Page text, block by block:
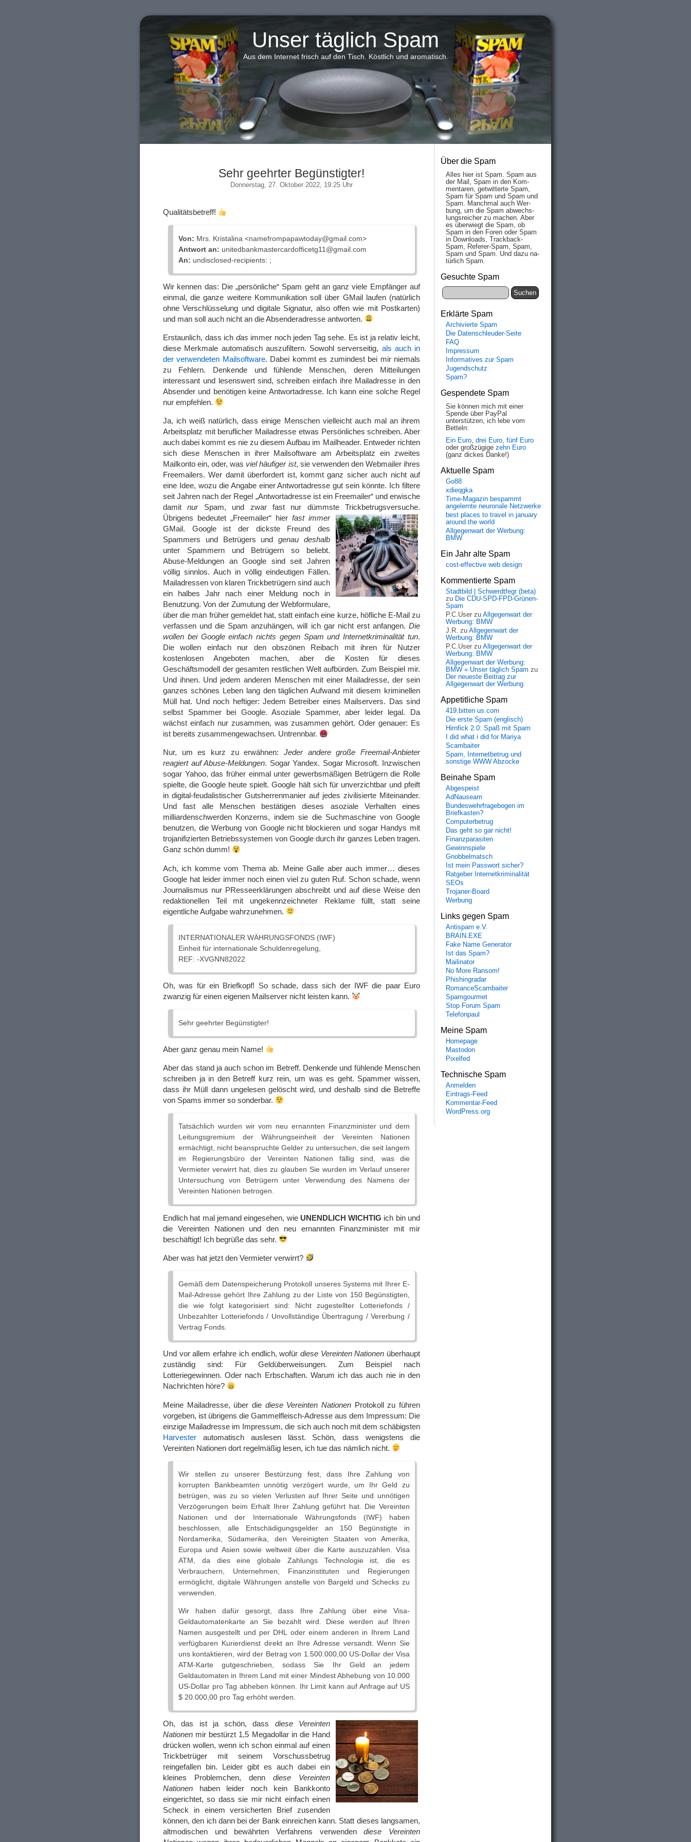
Unser täglich Spam
Aus dem Internet frisch auf den Tisch. Köstlich und aromatisch.
Sehr geehrter Begünstigter!
Donnerstag, 27. Oktober 2022, 19:25 Uhr
Qualitätsbetreff!
Von: Mrs. Kristalina <namefrompapawtoday@gmail.com>
Antwort an: unitedbankmastercardofficetg11@gmail.com
An: undisclosed-recipients: ;
Wir kennen das: Die „persönliche“ Spam geht an ganz viele Empfänger auf
einmal, die ganze weitere Kommunikation soll über GMail laufen (natürlich
ohne Verschlüsselung und digitale Signatur, also offen wie mit Postkarten)
und man soll auch nicht an die Absenderadresse antworten.
Erstaunlich, dass ich das immer noch jeden Tag sehe. Es ist ja relativ leicht,
diese Merkmale automatisch auszufiltern. Sowohl serverseitig, als auch in
der verwendeten Mailsoftware. Dabei kommt es zumindest bei mir niemals
zu Fehlern. Denkende und fühlende Menschen, deren Mitteilungen
interessant und lesenswert sind, schreiben einfach ihre Mailadresse in den
Absender und benötigen keine Antwortadresse. Ich kann eine solche Regel
nur empfehlen.
Ja, ich weiß natürlich, dass einige Menschen vielleicht auch mal an ihrem
Arbeitsplatz mit beruflicher Mailadresse etwas Persönliches schreiben. Aber
auch dabei kommt es nie zu diesem Aufbau im Mailheader. Entweder richten
sich diese Menschen in ihrer Mailsoftware am Arbeitsplatz ein zweites
Mailkonto ein, oder, was viel häufiger ist, sie verwenden den Webmailer ihres
Freemailers. Wer damit überfordert ist, kommt ganz sicher auch nicht auf
eine Idee, wozu die Angabe einer Antwortadresse gut sein könnte. Ich filtere
seit Jahren nach der Regel „Antwortadresse ist ein Freemailer“ und erwische
damitnurSpam, und zwar fast nur dümmste Trickbetrugsversuche.
Übrigens bedeutet „Freemailer“ hier fast immer
GMail. Google ist der dickste Freund des
Spammers und Betrügers undgenau deshalb
unter Spammern und Betrügern so beliebt.
Abuse-Meldungen an Google sind seit Jahren
völlig sinnlos. Auch in völlig eindeutigen Fällen.
Mailadressen von klaren Trickbetrügern sind auch
ein halbes Jahr nach einer Meldung noch in
Benutzung. Von der Zumutung der Webformulare,
über die man früher gemeldet hat, statt einfach eine kurze, höfliche E-Mail zu
verfassen und die Spam anzuhängen, will ich gar nicht erst anfangen. Die
wollen bei Google einfach nichts gegen Spam und Internetkriminalität tun.
Die wollen einfach nur den obszönen Reibach mit ihren für Nutzer
kostenlosen Angeboten machen, aber die Kosten für dieses
Geschäftsmodell der gesamten restlichen Welt aufbürden. Zum Beispiel mir.
Und ihnen. Und jedem anderen Menschen mit einer Mailadresse, der sein
ganzes schönes Leben lang den täglichen Aufwand mit diesem kriminellen
Müll hat. Und noch heftiger: Jedem Betreiber eines Mailservers. Das sind
selbst Spammer bei Google. Asoziale Spammer, aber leider legal. Da
wächst einfach nur zusammen, was zusammen gehört. Oder genauer: Es
ist bereits zusammengewachsen. Untrennbar.
Nur, um es kurz zu erwähnen: Jeder andere große Freemail-Anbieter
reagiert auf Abuse-Meldungen. Sogar Yandex. Sogar Microsoft. Inzwischen
sogar Yahoo, das früher einmal unter gewerbsmäßigen Betrügern die Rolle
spielte, die Google heute spielt. Google hält sich für unverzichtbar und pfeift
in digital-feudalistischer Gutsherrenmanier auf jedes zivilisierte Miteinander.
Und fast alle Menschen bestätigen dieses asoziale Verhalten eines
milliardenschwerden Konzerns, indem sie die Suchmaschine von Google
benutzen, die Werbung von Google nicht blockieren und sogar Handys mit
trojanifizierten Betriebssystemen von Google durch ihr ganzes Leben tragen.
Ganz schön dumm!
Ach, ich komme vom Thema ab. Meine Galle aber auch immer… dieses
Google hat leider immer noch einen viel zu guten Ruf. Schon schade, wenn
Journalismus nur PResseerklärungen abschreibt und auf diese Weise den
redaktionellen Teil mit ungekennzeichneter Reklame füllt, statt seine
eigentliche Aufgabe wahrzunehmen.
INTERNATIONALER WÄHRUNGSFONDS (IWF)
Einheit für internationale Schuldenregelung,
REF: -XVGNN82022
Oh, was für ein Briefkopf! So schade, dass sich der IWF die paar Euro
zwanzig für einen eigenen Mailserver nicht leisten kann.
Sehr geehrter Begünstigter!
Aber ganz genau mein Name!
Aber das stand ja auch schon im Betreff. Denkende und fühlende Menschen
schreiben ja in den Betreff kurz rein, um was es geht. Spammer wissen,
dass ihr Müll dann ungelesen gelöscht wird, und deshalb sind die Betreffe
von Spams immer so sonderbar.
Tatsächlich wurden wir vom neu ernannten Finanzminister und dem
Leitungsgremium der Währungseinheit der Vereinten Nationen
ermächtigt, nicht beanspruchte Gelder zu untersuchen, die seit langem
im Regierungsbüro der Vereinten Nationen fällig sind, was die
Vermieter verwirrt hat, dies zu glauben Sie wurden im Verlauf unserer
Untersuchung von Betrügern unter Verwendung des Namens der
Vereinten Nationen betrogen.
Endlich hat mal jemand eingesehen, wie UNENDLICH WICHTIG ich bin und
die Vereinten Nationen und den neu ernannten Finanzminister mit mir
beschäftigt! Ich begrüße das sehr.
Aber was hat jetzt den Vermieter verwirrt?
Gemäß dem Datenspeicherung Protokoll unseres Systems mit Ihrer E-
Mail-Adresse gehört Ihre Zahlung zu der Liste von 150 Begünstigten,
die wie folgt kategorisiert sind: Nicht zugestellter Lotteriefonds /
Unbezahlter Lotteriefonds / Unvollständige Übertragung / Vererbung /
Vertrag Fonds.
Und vor allem erfahre ich endlich, wofür diese Vereinten Nationen überhaupt
zuständig sind: Für Geldüberweisungen. Zum Beispiel nach
Lotteriegewinnen. Oder nach Erbschaften. Warum ich das auch nie in den
Nachrichten höre?
Meine Mailadresse, über die diese Vereinten Nationen Protokoll zu führen
vorgeben, ist übrigens die Gammelfleisch-Adresse aus dem Impressum: Die
einzige Mailadresse im Impressum, die sich auch noch mit dem schäbigsten
Harvester automatisch auslesen lässt. Schön, dass wenigstens die
Vereinten Nationen dort regelmäßig lesen, ich tue das nämlich nicht.
Wir stellen zu unserer Bestürzung fest, dass Ihre Zahlung von
korrupten Bankbeamten unnötig verzögert wurde, um Ihr Geld zu
betrügen, was zu so vielen Verlusten auf Ihrer Seite und unnötigen
Verzögerungen beim Erhalt Ihrer Zahlung geführt hat. Die Vereinten
Nationen und der Internationale Währungsfonds (IWF) haben
beschlossen, alle Entschädigungsgelder an 150 Begünstigte in
Nordamerika, Südamerika, den Vereinigten Staaten von Amerika,
Europa und Asien sowie weltweit über die Karte auszuzahlen. Visa
ATM, da dies eine globale Zahlungs Technologie ist, die es
Verbrauchern, Unternehmen, Finanzinstituten und Regierungen
ermöglicht, digitale Währungen anstelle von Bargeld und Schecks zu
verwenden.
Wir haben dafür gesorgt, dass Ihre Zahlung über eine Visa-
Geldautomatenkarte an Sie bezahlt wird. Diese werden auf Ihren
Namen ausgestellt und per DHL oder einem anderen in Ihrem Land
verfügbaren Kurierdienst direkt an Ihre Adresse versandt. Wenn Sie
uns kontaktieren, wird der Betrag von 1.500.000,00 US-Dollar der Visa
ATM-Karte gutgeschrieben, sodass Sie Ihr Geld an jedem
Geldautomaten in Ihrem Land mit einer Mindest Abhebung von 10.000
US-Dollar pro Tag abheben können. Ihr Limit kann auf Anfrage auf US
$ 20.000,00 pro Tag erhöht werden.
Oh, das ist ja schön, dass diese Vereinten
Nationen mir bestürzt 1,5 Megadollar in die Hand
drücken wollen, wenn ich schon einmal auf einen
Trickbetrüger mit seinem Vorschussbetrug
reingefallen bin. Leider gibt es auch dabei ein
kleines Problemchen, denn diese Vereinten
Nationen haben leider noch kein Bankkonto
eingerichtet, so dass sie mir nicht einfach einen
Scheck in einem versicherten Brief zusenden
können, den ich dann bei der Bank einreichen kann. Statt dieses langsamen,
altmodischen und bewährten Verfahrens verwendendiese Vereinten
Über die Spam
Alles hier ist Spam. Spam aus
der Mail, Spam in den Kom­
men­taren, ge­twit­ter­te Spam,
Spam für Spam und Spam und
Spam. Manch­mal auch Wer­
bung, um die Spam ab­wechs­
lungs­reich­er zu mach­en. Aber
es über­wiegt die Spam, ob
Spam in den Fo­ren oder Spam
in Down­loads, Track­back-
Spam, Re­fe­rer-Spam, Spam,
Spam und Spam. Und da­zu na­
tür­lich Spam.
Gesuchte Spam
Erklärte Spam
Archivierte Spam
Die Datenschleuder-Seite
FAQ
Impressum
Informatives zur Spam
Jugendschutz
Spam?
Gespendete Spam
Sie können mich mit einer
Spende über PayPal
unterstützen, ich lebe vom
Betteln:
Ein Euro, drei Euro, fünf Euro
oder großzügige zehn Euro
(ganz dickes Danke!)
Aktuelle Spam
Go88
xdieqgka
Time-Magazin bespammt
angelernte neuronale Netzwerke
best places to travel in january
around the world
Allgegenwart der Werbung:
BMW
Ein Jahr alte Spam
cost-effective web design
Kommentierte Spam
Stadtbild | Schwerdtfegr (beta)
zu Die CDU-SPD-FPD-Grünen-
Spam
P.C.User zu Allgegenwart der
Werbung: BMW
J.R. zu Allgegenwart der
Werbung: BMW
P.C.User zu Allgegenwart der
Werbung: BMW
Allgegenwart der Werbung:
BMW « Unser täglich Spam zu
Der neueste Beitrag zur
Allgegenwart der Werbung
Appetitliche Spam
419.bitten us.com
Die erste Spam (englisch)
Hirnfick 2.0: Spaß mit Spam
I did what i did for Mariya
Scambaiter
Spam, Internetbetrug und
sonstige WWW Abzocke
Beinahe Spam
Abgespeist
AdNauseam
Bundeswehrfragebogen im
Briefkasten?
Computerbetrug
Das geht so gar nicht!
Finanzparasiten
Gewinnspiele
Gnobbelmatsch
Ist mein Passwort sicher?
Ratgeber Internetkriminalität
SEOs
Trojaner-Board
Werbung
Links gegen Spam
Antispam e.V.
BRAIN.EXE
Fake Name Generator
Ist das Spam?
Mailinator
No More Ransom!
Phishingradar
RomanceScambaiter
Spamgourmet
Stop Forum Spam
Telefonpaul
Meine Spam
Homepage
Mastodon
Pixelfed
Technische Spam
Anmelden
Eintrags-Feed
Kommentar-Feed
WordPress.org